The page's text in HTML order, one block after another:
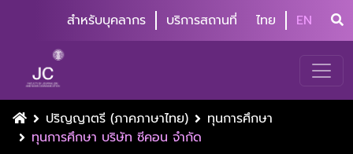
สำหรับบุคลากร บริการสถานที่ ไทย EN
ปริญญาตรี (ภาคภาษาไทย)
ทุนการศึกษา
ทุนการศึกษา บริษัท ซีคอน จำกัด